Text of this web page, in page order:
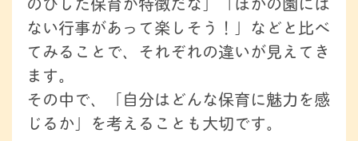
ない行事があって楽しそう！」などと比べ
てみることで、それぞれの違いが見えてき
ます。
その中で、「自分はどんな保育に魅力を感
じるか」を考えることも大切です。